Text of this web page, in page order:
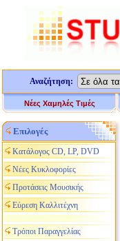
Αναζήτηση:
Νέες Χαμηλές Τιμές
Επιλογές
Κατάλογος CD, LP, DVD
Νέες Κυκλοφορίες
Προτάσεις Μουσικής
Εύρεση Καλλιτέχνη
Τρόποι Παραγγελίας